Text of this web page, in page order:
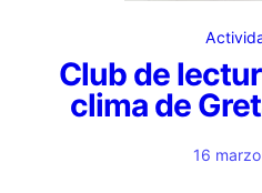
Club de
clima de
16